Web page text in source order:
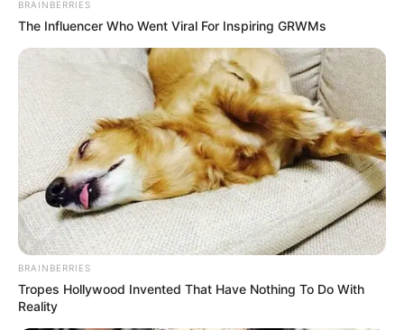
BRAINBERRIES
The Influencer Who Went Viral For Inspiring GRWMs
BRAINBERRIES
Tropes Hollywood Invented That Have Nothing To Do With
Reality